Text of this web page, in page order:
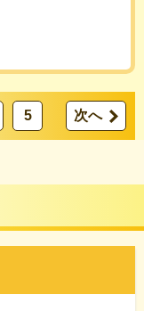
5 次へ